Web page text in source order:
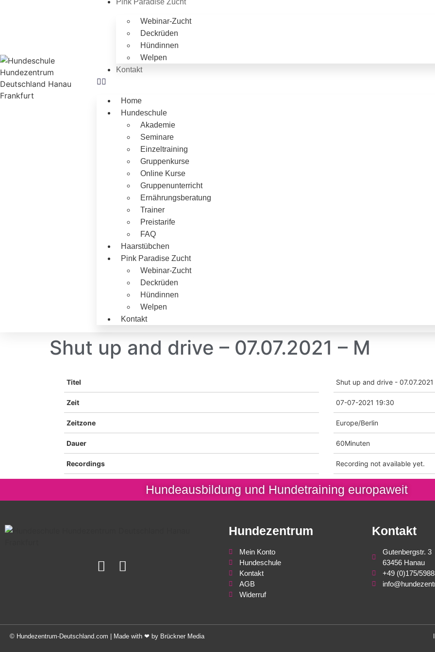
Pink Paradise Zucht
Webinar-Zucht
Deckrüden
Hündinnen
Welpen
Kontakt
Home
Hundeschule
Akademie
Seminare
Einzeltraining
Gruppenkurse
Online Kurse
Gruppenunterricht
Ernährungsberatung
Trainer
Preistarife
FAQ
Haarstübchen
Pink Paradise Zucht
Webinar-Zucht
Deckrüden
Hündinnen
Welpen
Kontakt
Shut up and drive – 07.07.2021 – M
Titel Shut up and drive -
Zeit 07-07-2021 19:30
Zeitzone Europe/Berlin
Dauer 60Minuten
Recordings Recording not available yet.
Hundeausbildung und Hundetraining europaweit
Hundezentrum
Mein Konto
Hundeschule
Kontakt
AGB
Widerruf
Kontakt
Gutenbergstr. 3
63456 Hanau
+49 (0)175/
© Hundezentrum-Deutschland.com | Made with ❤ by Brückner Media